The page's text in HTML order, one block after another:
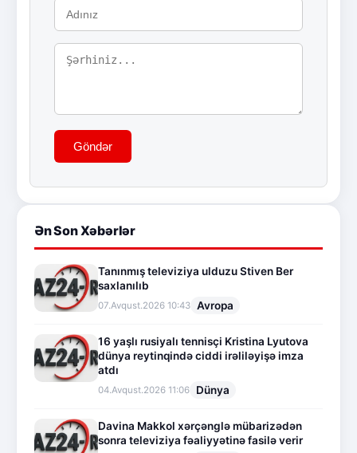
Göndər
Ən Son Xəbərlər
Tanınmış televiziya ulduzu Stiven Ber
saxlanılıb
07.Avqust.2026 10:43 Avropa
16 yaşlı rusiyalı tennisçi Kristina Lyutova
dünya reytinqində ciddi irəliləyişə imza
atdı
04.Avqust.2026 11:06 Dünya
Davina Makkol xərçənglə mübarizədən
sonra televiziya fəaliyyətinə fasilə verir